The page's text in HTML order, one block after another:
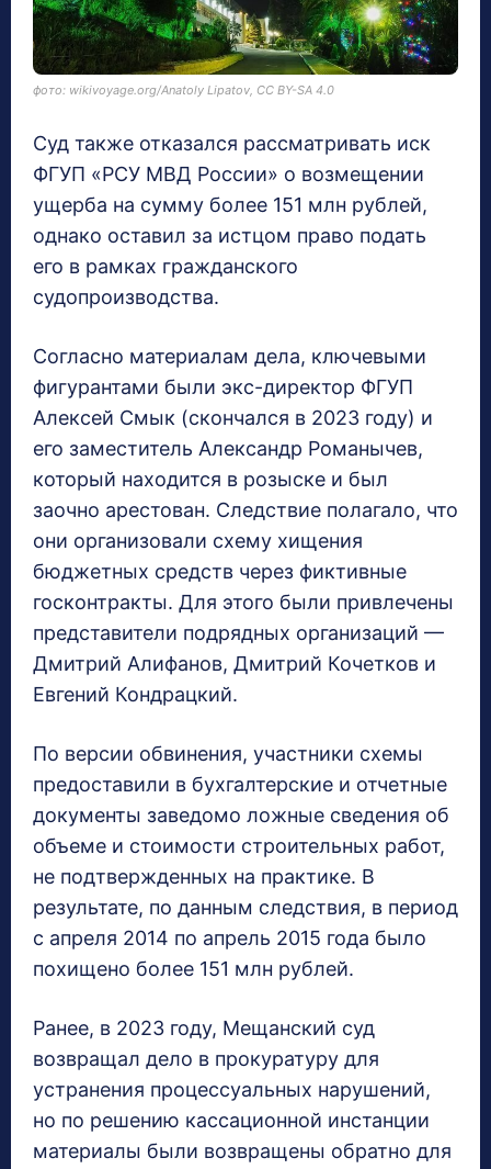
фото: wikivoyage.org/Anatoly Lipatov, CC BY-SA 4.0
Суд также отказался рассматривать иск
ФГУП «РСУ МВД России» о возмещении
ущерба на сумму более 151 млн рублей,
однако оставил за истцом право подать
его в рамках гражданского
судопроизводства.
Согласно материалам дела, ключевыми
фигурантами были экс-директор ФГУП
Алексей Смык (скончался в 2023 году) и
его заместитель Александр Романычев,
который находится в розыске и был
заочно арестован. Следствие полагало, что
они организовали схему хищения
бюджетных средств через фиктивные
госконтракты. Для этого были привлечены
представители подрядных организаций —
Дмитрий Алифанов, Дмитрий Кочетков и
Евгений Кондрацкий.
По версии обвинения, участники схемы
предоставили в бухгалтерские и отчетные
документы заведомо ложные сведения об
объеме и стоимости строительных работ,
не подтвержденных на практике. В
результате, по данным следствия, в период
с апреля 2014 по апрель 2015 года было
похищено более 151 млн рублей.
Ранее, в 2023 году, Мещанский суд
возвращал дело в прокуратуру для
устранения процессуальных нарушений,
но по решению кассационной инстанции
материалы были возвращены обратно для